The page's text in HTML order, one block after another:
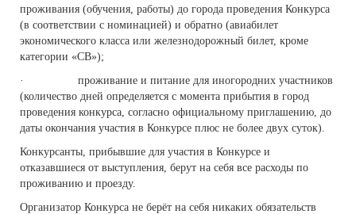
проживания (обучения, работы) до города проведения Конкурса
(в соответствии с номинацией) и обратно (авиабилет
экономического класса или железнодорожный билет, кроме
категории «СВ»);
· проживание и питание для иногородних участников
(количество дней определяется с момента прибытия в город
проведения конкурса, согласно официальному приглашению, до
даты окончания участия в Конкурсе плюс не более двух суток).
Конкурсанты, прибывшие для участия в Конкурсе и
отказавшиеся от выступления, берут на себя все расходы по
проживанию и проезду.
Организатор Конкурса не берёт на себя никаких обязательств